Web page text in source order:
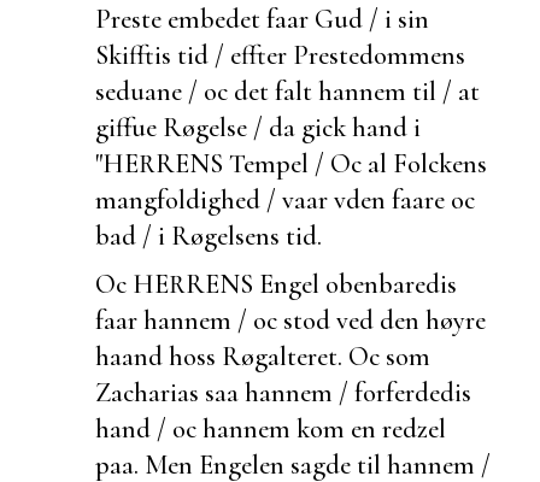
Preste embedet faar Gud / i sin
Skifftis tid / effter Prestedommens
seduane / oc det falt hannem til / at
giffue Røgelse / da gick hand i
"HERRENS Tempel / Oc al Folckens
mangfoldighed / vaar vden faare oc
bad / i Røgelsens tid.
Oc HERRENS Engel obenbaredis
faar hannem / oc stod ved den høyre
haand hoss Røgalteret. Oc som
Zacharias saa hannem / forferdedis
hand / oc hannem kom en redzel
paa. Men Engelen sagde til hannem /